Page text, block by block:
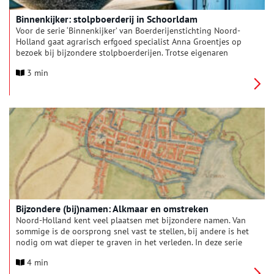
Binnenkijker: stolpboerderij in Schoorldam
Voor de serie ‘Binnenkijker’ van Boerderijenstichting Noord-
Holland gaat agrarisch erfgoed specialist Anna Groentjes op
bezoek bij bijzondere stolpboerderijen. Trotse eigenaren
de stolp. De interieurs verschillen nog meer van elkaar dan de
oorspronkelijke indeling. Deze keer reist Anna samen met Mart
Groentjes af naar een stolpboerderij aan de Westfriesedijk in
Schoorldam.
3 min
Bijzondere (bij)namen: Alkmaar en omstreken
Noord-Holland kent veel plaatsen met bijzondere namen. Van
sommige is de oorsprong snel vast te stellen, bij andere is het
nodig om wat dieper te graven in het verleden. In deze serie
onze provincie, om achter de herkomst van de lokale
4 min